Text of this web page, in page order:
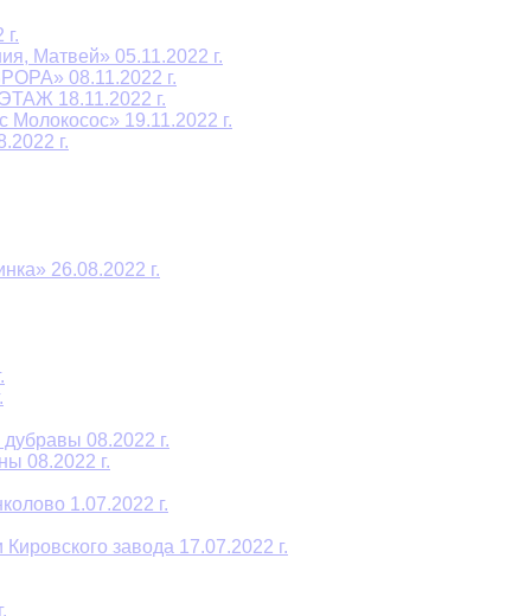
Матвей» 05.11.2022 г.
08.11.2022 г.
18.11.2022 г.
19.11.2022 г.
г.
26.08.2022 г.
08.2022 г.
08.2022 г.
1.07.2022 г.
завода 17.07.2022 г.